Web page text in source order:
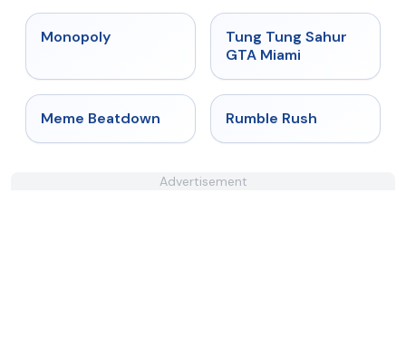
Monopoly ★ 4.5
Tung Tung Sahur
GTA Miami
★ 4.4
Meme Beatdown Rumble Rush
Advertisement